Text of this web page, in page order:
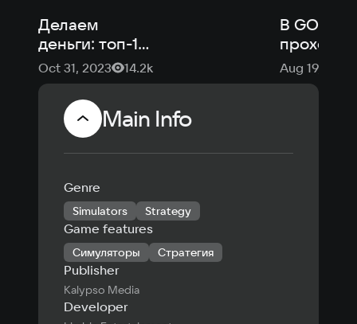
колоний»
Делаем
деньги: топ-10
экономических
стратегий
Oct 31, 2023 14.2k
В GOG
проходит
игр со
Aug 19, 2021
Main Info
Genre
Simulators Strategy
Game features
Симуляторы Стратегия
Publisher
Kalypso Media
Developer